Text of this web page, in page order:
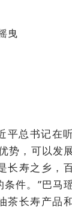
曳
总书记在
势，可以发
长寿之乡，
件。”巴马
茶长寿产品